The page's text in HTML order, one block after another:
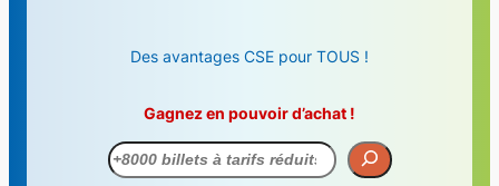
Des avantages CSE pour TOUS !
Gagnez en pouvoir d’achat !
Recherche